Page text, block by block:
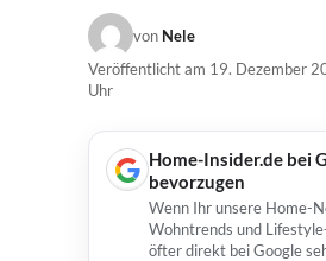
von Nele
Veröffentlicht am 19. Dezember
Uhr
Home-Insider.de bei
bevorzugen
Wenn Ihr unsere Home-
Wohntrends und
öfter direkt bei Google